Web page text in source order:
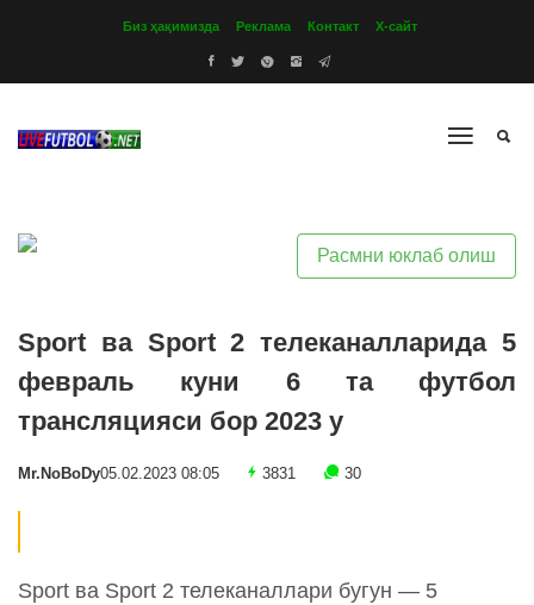
Биз ҳақимизда Реклама Контакт Х-сайт
Расмни юклаб олиш
Sport ва Sport 2 телеканалларида 5
февраль куни 6 та футбол
трансляцияси бор 2023 y
Mr.NoBoDy05.02.2023 08:05 3831 30
Sport ва Sport 2 телеканаллари бугун — 5